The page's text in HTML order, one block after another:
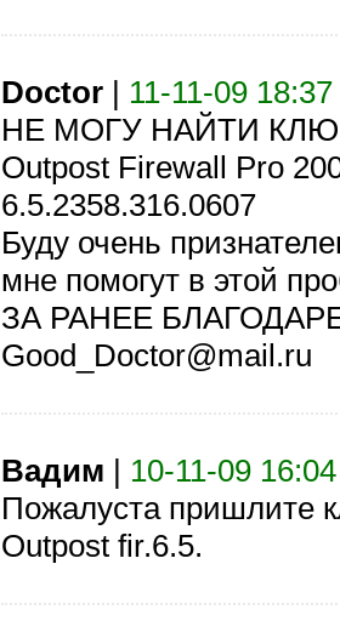
Doctor| 11-11-09 18:37
НЕ МОГУ НАЙТИ
Outpost Firewall Pro
6.5.2358.316.0607
Буду очень
мне помогут в этой
ЗА РАНЕЕ
Good_Doctor@mail.ru
Вадим | 10-11-09 16:04
Пожалуста пришлите
Outpost fir.6.5.